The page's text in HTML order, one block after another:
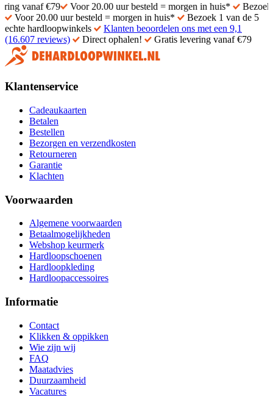
€79 Voor 20.00 uur besteld = morgen in huis*
Bezoek 1 van
Voor 20.00 uur besteld = morgen in huis*
Bezoek 1 van de 5
echte hardloopwinkels
Klanten beoordelen ons met een 9,1
(16.607 reviews)
Direct ophalen! Gratis levering vanaf €79
Klantenservice
Cadeaukaarten
Betalen
Bestellen
Bezorgen en verzendkosten
Retourneren
Garantie
Klachten
Voorwaarden
Algemene voorwaarden
Betaalmogelijkheden
Webshop keurmerk
Hardloopschoenen
Hardloopkleding
Hardloopaccessoires
Informatie
Contact
Klikken & oppikken
Wie zijn wij
FAQ
Maatadvies
Duurzaamheid
Vacatures